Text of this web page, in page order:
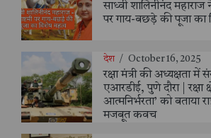
साध्वी शालिनीनंद महाराज
पर गाय-बछड़े की पूजा का
देश / October 16, 2025
रक्षा मंत्री की अध्यक्षता में
एआरडीई, पुणे दौरा | रक्षा
आत्मनिर्भरता’ को बताया
मजबूत कवच